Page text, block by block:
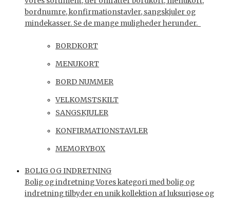
bordnumre, konfirmationstavler, sangskjuler og
mindekasser. Se de mange muligheder herunder.
BORDKORT
MENUKORT
BORD NUMMER
VELKOMSTSKILT
SANGSKJULER
KONFIRMATIONSTAVLER
MEMORYBOX
BOLIG OG INDRETNING
Bolig og indretning Vores kategori med bolig og
indretning tilbyder en unik kollektion af luksuriøse og